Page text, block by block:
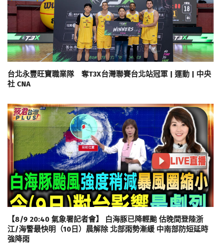
台北永豐旺寶職業隊 奪T3X台灣聯賽台北站冠軍 | 運動 | 中央
社 CNA
【8/9 20:40 氣象署記者會】 白海豚已降輕颱 估晚間登陸浙
江/海警最快明（10日）晨解除 北部雨勢漸緩 中南部防短延時
強降雨